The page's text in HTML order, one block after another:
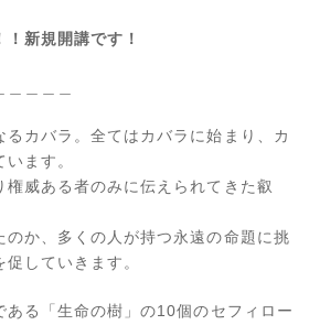
新規開講です！
カバラ。全てはカバラに始まり、カ
ます。
威ある者のみに伝えられてきた叡
のか、多くの人が持つ永遠の命題に挑
していきます。
ある「生命の樹」の10個のセフィロー